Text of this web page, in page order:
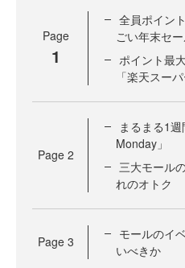
Page
1
全員ポイン
ごい年末セー
ポイント最
「楽天スー
Page 2
まるまる1
Monday」
三大モール
れのオトク
Page 3
モールのイ
いべきか